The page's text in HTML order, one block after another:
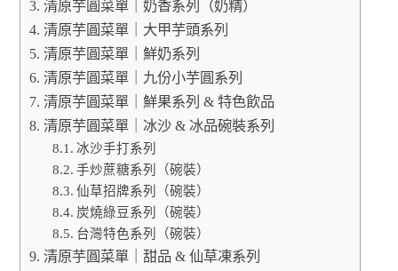
清原芋圓菜單｜奶香系列（奶精）
清原芋圓菜單｜大甲芋頭系列
清原芋圓菜單｜鮮奶系列
清原芋圓菜單｜九份小芋圓系列
清原芋圓菜單｜鮮果系列 & 特色飲品
清原芋圓菜單｜冰沙 & 冰品碗裝系列
冰沙手打系列
手炒蔗糖系列（碗裝）
仙草招牌系列（碗裝）
炭燒綠豆系列（碗裝）
台灣特色系列（碗裝）
清原芋圓菜單｜甜品 & 仙草凍系列